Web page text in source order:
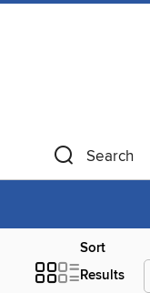
Search
Sort
Results